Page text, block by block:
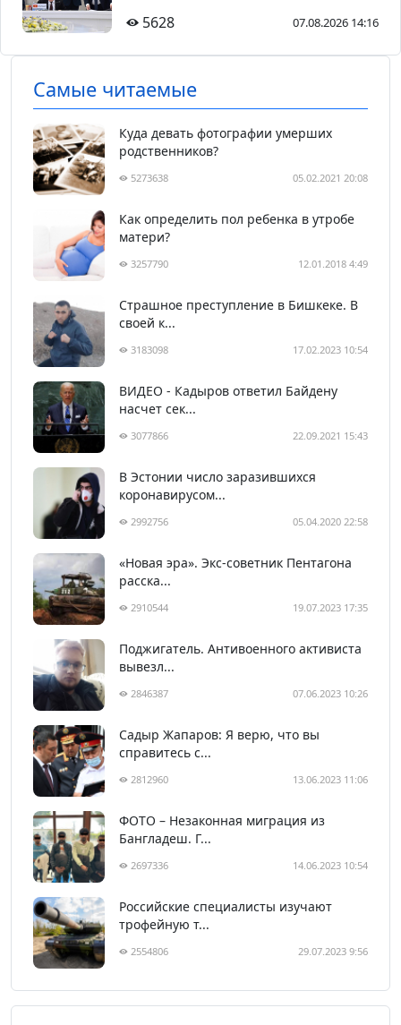
5628
07.08.2026 14:16
Самые читаемые
Куда девать фотографии умерших
родственников?
5273638 05.02.2021 20:08
Как определить пол ребенка в утробе
матери?
3257790 12.01.2018 4:49
Страшное преступление в Бишкеке. В
своей к...
3183098 17.02.2023 10:54
ВИДЕО - Кадыров ответил Байдену
насчет сек...
3077866 22.09.2021 15:43
В Эстонии число заразившихся
коронавирусом...
2992756 05.04.2020 22:58
«Новая эра». Экс-советник Пентагона
расска...
2910544 19.07.2023 17:35
Поджигатель. Антивоенного активиста
вывезл...
2846387 07.06.2023 10:26
Садыр Жапаров: Я верю, что вы
справитесь с...
2812960 13.06.2023 11:06
ФОТО – Незаконная миграция из
Бангладеш. Г...
2697336 14.06.2023 10:54
Российские специалисты изучают
трофейную т...
2554806 29.07.2023 9:56